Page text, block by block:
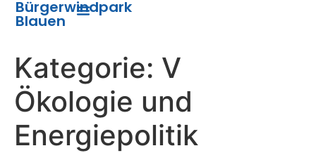
Bürgerwindpark
Blauen
Kategorie: V
Ökologie und
Energiepolitik